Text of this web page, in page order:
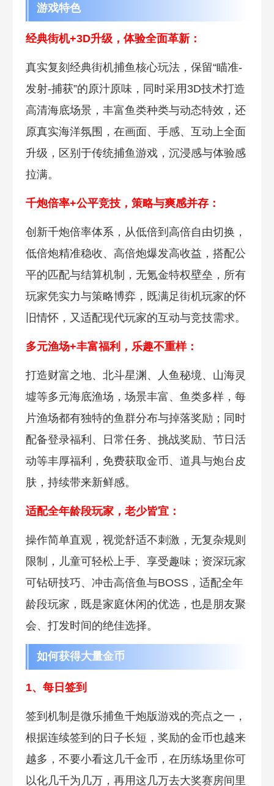
游戏特色
经典街机+3D升级，体验全面革新：
真实复刻经典街机捕鱼核心玩法，保留“瞄准-
发射-捕获”的原汁原味，同时采用3D技术打造
高清海底场景，丰富鱼类种类与动态特效，还
原真实海洋氛围，在画面、手感、互动上全面
升级，区别于传统捕鱼游戏，沉浸感与体验感
拉满。
千炮倍率+公平竞技，策略与爽感并存：
创新千炮倍率体系，从低倍到高倍自由切换，
低倍炮精准稳收、高倍炮爆发高收益，搭配公
平的匹配与结算机制，无氪金特权壁垒，所有
玩家凭实力与策略博弈，既满足街机玩家的怀
旧情怀，又适配现代玩家的互动与竞技需求。
多元渔场+丰富福利，乐趣不重样：
打造财富之地、北斗星渊、人鱼秘境、山海灵
墟等多元海底渔场，场景丰富、鱼类多样，每
片渔场都有独特的鱼群分布与掉落奖励；同时
配备登录福利、日常任务、挑战奖励、节日活
动等丰厚福利，免费获取金币、道具与炮台皮
肤，持续带来新鲜感。
适配全年龄段玩家，老少皆宜：
操作简单直观，视觉舒适不刺激，无复杂规则
限制，儿童可轻松上手、享受趣味；资深玩家
可钻研技巧、冲击高倍鱼与BOSS，适配全年
龄段玩家，既是家庭休闲的优选，也是朋友聚
会、打发时间的绝佳选择。
如何获得大量金币
1、每日签到
签到机制是微乐捕鱼千炮版游戏的亮点之一，
根据连续签到的日子长短，奖励的金币也越来
越多，不要小看这几千金币，在历练场里你可
以化几千为几万，再用这几万去大奖赛房间里